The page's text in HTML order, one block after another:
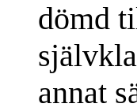
dömd
annat